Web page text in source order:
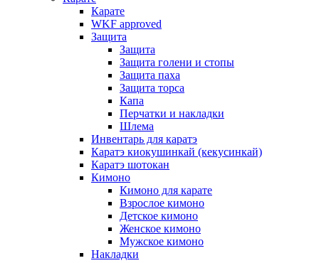
Карате
WKF approved
Защита
Защита
Защита голени и стопы
Защита паха
Защита торса
Капа
Перчатки и накладки
Шлема
Инвентарь для каратэ
Каратэ киокушинкай (кекусинкай)
Каратэ шотокан
Кимоно
Кимоно для карате
Взрослое кимоно
Детское кимоно
Женское кимоно
Мужское кимоно
Накладки